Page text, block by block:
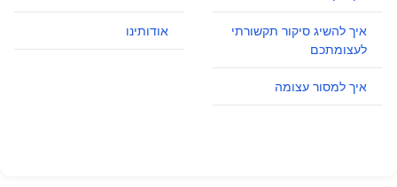
איך להשיג סיקור תקשורתי
לעצומתכם
איך למסור עצומה
אודותינו